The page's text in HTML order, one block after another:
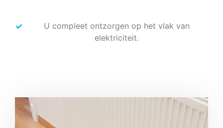
U compleet ontzorgen op het vlak van
elektriciteit.